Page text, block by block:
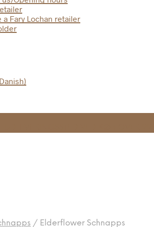
a Fary Lochan retailer
Danish)
/ Elderflower Schnapps